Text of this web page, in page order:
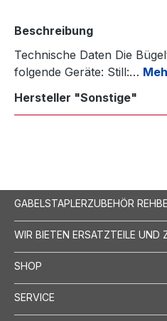
Beschreibung
Technische Daten Die
folgende Geräte: Still:…
Hersteller "Sonstige"
GABELSTAPLERZUBEHÖR
WIR BIETEN ERSATZTEILE UND
SHOP
SERVICE